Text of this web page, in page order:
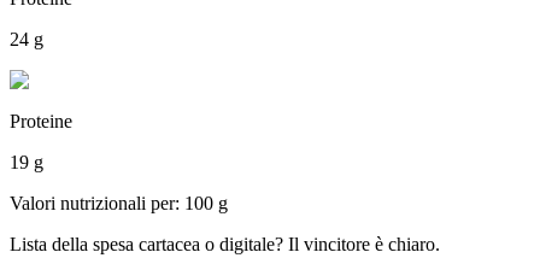
24 g
Proteine
19 g
Valori nutrizionali per: 100 g
Lista della spesa cartacea o digitale? Il vincitore è chiaro.